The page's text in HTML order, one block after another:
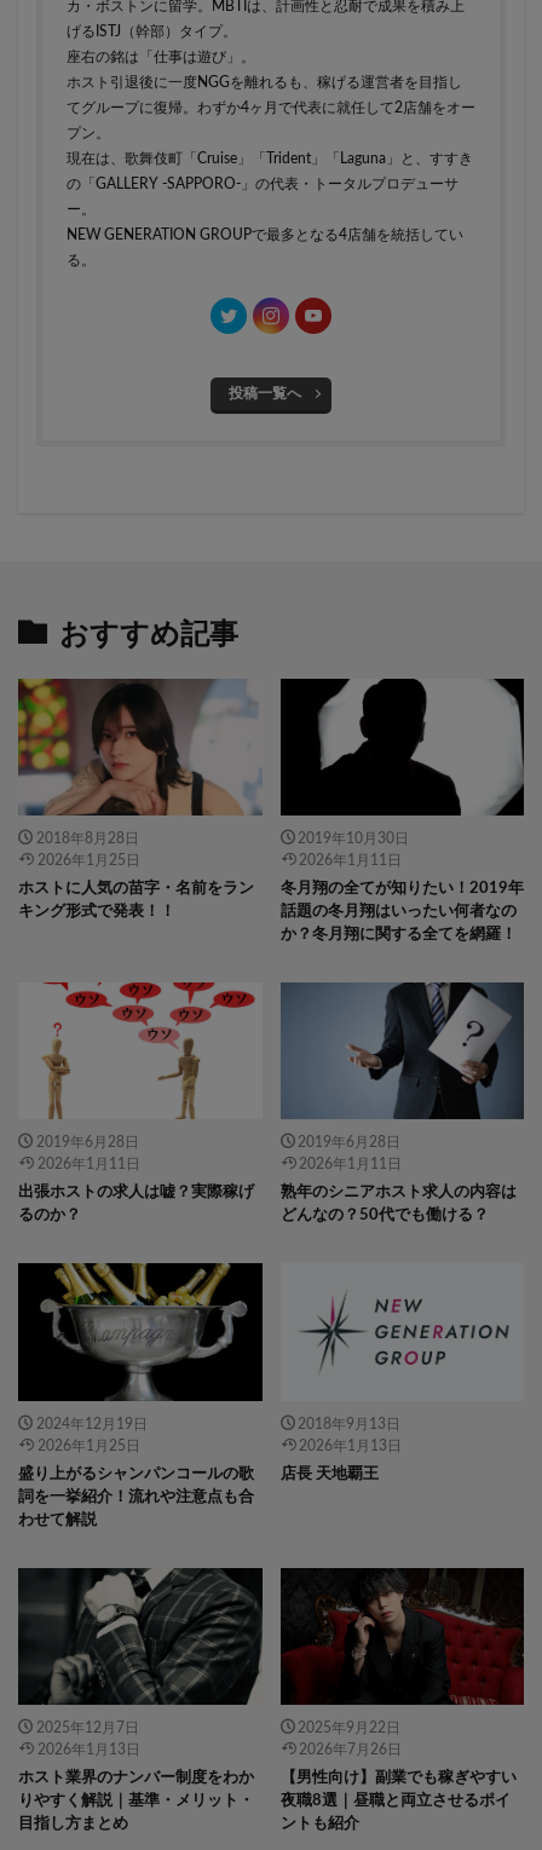
カ・ボストンに留学。MBTIは、計画性と忍耐で成果を積み上
げるISTJ（幹部）タイプ。
座右の銘は「仕事は遊び」。
ホスト引退後に一度NGGを離れるも、稼げる運営者を目指し
てグループに復帰。わずか4ヶ月で代表に就任して2店舗をオー
プン。
現在は、歌舞伎町「Cruise」「Trident」「Laguna」と、すすき
の「GALLERY -SAPPORO-」の代表・トータルプロデューサ
ー。
NEW GENERATION GROUPで最多となる4店舗を統括してい
る。
投稿一覧へ
おすすめ記事
" data-layzr="
" class="attachment-
icatch375 size-icatch375 wp-post-
image" alt="" />
2018年8月28日
2026年1月25日
ホストに人気の苗字・名前をラン
キング形式で発表！！
" data-layzr="
" class="attachment-
icatch375 size-icatch375 wp-post-
image" alt="" />
2019年10月30日
2026年1月11日
冬月翔の全てが知りたい！2019年
話題の冬月翔はいったい何者なの
か？冬月翔に関する全てを網羅！
" data-layzr="
" class="attachment-
icatch375 size-icatch375 wp-post-
image" alt="" />
2019年6月28日
2026年1月11日
出張ホストの求人は嘘？実際稼げ
るのか？
" class="attachment-
icatch375 size-icatch375 wp-post-
2019年6月28日
2026年1月11日
熟年のシニアホスト求人の内容は
どんなの？50代でも働ける？
" data-layzr="" class="attachment-
icatch375 size-icatch375 wp-post-
image" alt="" />
2024年12月19日
2026年1月25日
盛り上がるシャンパンコールの歌
詞を一挙紹介！流れや注意点も合
わせて解説
image" alt="" />
2018年9月13日
2026年1月13日
店長 天地覇王
" data-layzr="" class="attachment-
icatch375 size-icatch375 wp-post-
image" alt="" />
2025年12月7日
2026年1月13日
ホスト業界のナンバー制度をわか
りやすく解説｜基準・メリット・
目指し方まとめ
" class="attachment-
icatch375 size-icatch375 wp-post-
image" alt="" />
2025年9月22日
2026年7月26日
【男性向け】副業でも稼ぎやすい
夜職8選｜昼職と両立させるポイ
ントも紹介